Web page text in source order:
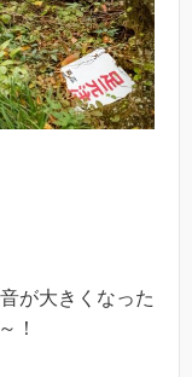
が大きくなった
！